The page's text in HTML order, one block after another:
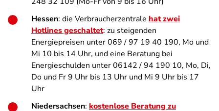
Hessen: die Verbraucherzentrale hat zwei
Hotlines geschaltet: zu steigenden
Energiepreisen unter 069 / 97 19 40 190, Mo und
Mi 10 bis 14 Uhr, und eine Beratung bei
Energieschulden unter 06142 / 94 190 10, Mo, Di,
Do und Fr 9 Uhr bis 13 Uhr und Mi 9 Uhr bis 17
Uhr
Niedersachsen: kostenlose Beratung zu